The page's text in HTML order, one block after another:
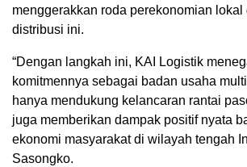
menggerakkan roda perekonomian
distribusi ini.
“Dengan langkah ini, KAI Logistik
komitmennya sebagai badan usaha
hanya mendukung kelancaran rantai
juga memberikan dampak positif nyata
ekonomi masyarakat di wilayah tengah
Sasongko.